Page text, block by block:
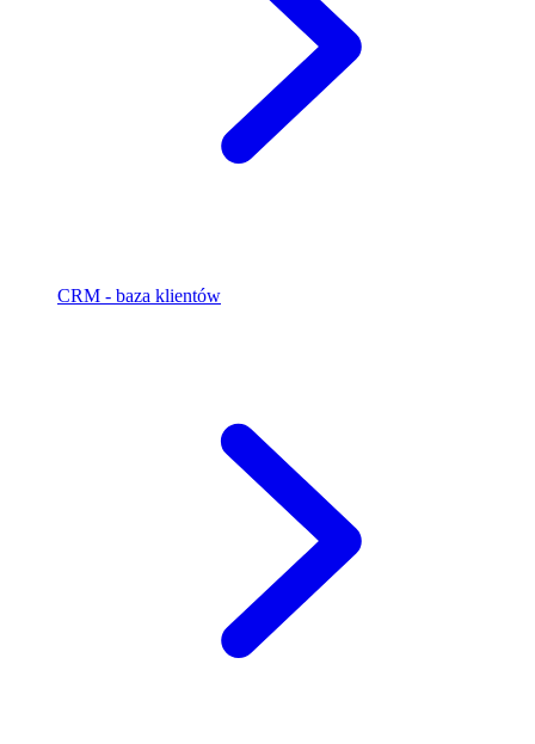
CRM - baza klientów